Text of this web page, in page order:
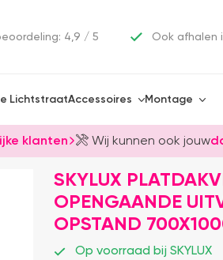
4,9 / 5 Ook afhalen
LichtstraatAccessoires Montage
klanten Wij kunnen ook jouw
SKYLUX
OPENGAANDE
OPSTAND
Op voorraad bij SKYLUX